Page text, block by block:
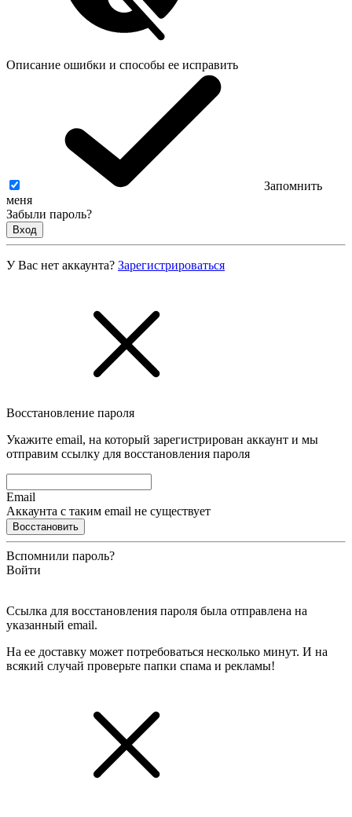
Описание ошибки и способы ее исправить
Запомнить
меня
Забыли пароль?
Вход
У Вас нет аккаунта? Зарегистрироваться
Восстановление пароля
Укажите email, на который зарегистрирован аккаунт и мы
отправим ссылку для восстановления пароля
Email
Аккаунта с таким email не существует
Восстановить
Вспомнили пароль?
Войти
Ссылка для восстановления пароля была отправлена на
указанный email.
На ее доставку может потребоваться несколько минут. И на
всякий случай проверьте папки спама и рекламы!